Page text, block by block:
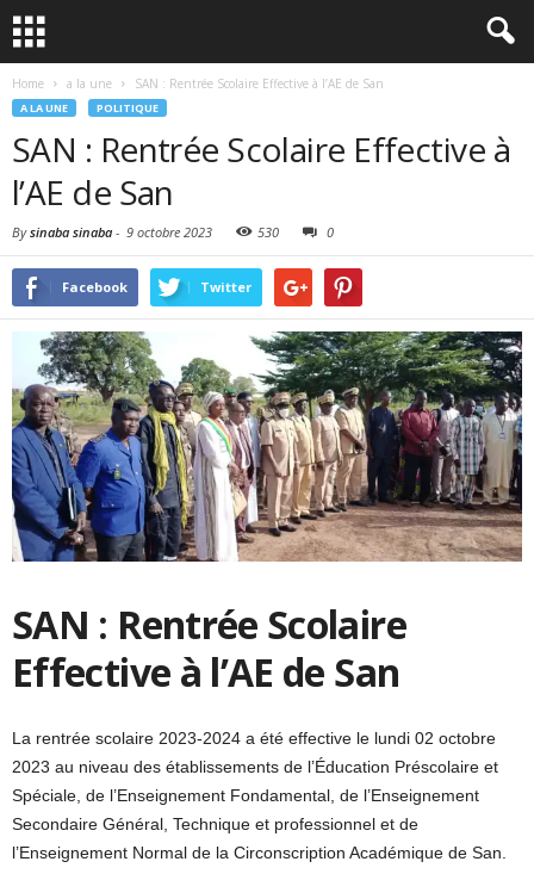
Home a la une SAN : Rentrée Scolaire Effective à l’AE de San
A LA UNE POLITIQUE
SAN : Rentrée Scolaire Effective à
l’AE de San
Bysinaba sinaba - 9 octobre 2023 530 0
Facebook Twitter
SAN : Rentrée Scolaire
Effective à l’AE de San
La rentrée scolaire 2023-2024 a été effective le lundi 02 octobre
2023 au niveau des établissements de l’Éducation Préscolaire et
Spéciale, de l’Enseignement Fondamental, de l’Enseignement
Secondaire Général, Technique et professionnel et de
l’Enseignement Normal de la Circonscription Académique de San.